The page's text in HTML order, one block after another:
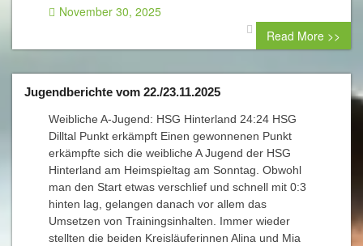
November 30, 2025
0 comment
Read More >>
Jugendberichte vom 22./23.11.2025
Weibliche A-Jugend: HSG Hinterland 24:24 HSG
Dilltal Punkt erkämpft Einen gewonnenen Punkt
erkämpfte sich die weibliche A Jugend der HSG
Hinterland am Heimspieltag am Sonntag. Obwohl
man den Start etwas verschlief und schnell mit 0:3
hinten lag, gelangen danach vor allem das
Umsetzen von Trainingsinhalten. Immer wieder
stellten die beiden Kreisläuferinnen Alina und Mia